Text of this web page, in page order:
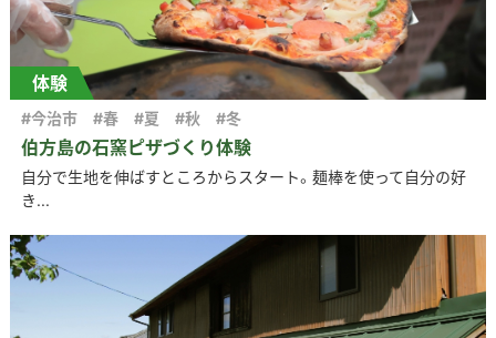
体験
伯方島の石窯ピザづくり体験
#今治市 #春 #夏 #秋 #冬
自分で生地を伸ばすところからスタート。麺棒を使って自分の好
き...